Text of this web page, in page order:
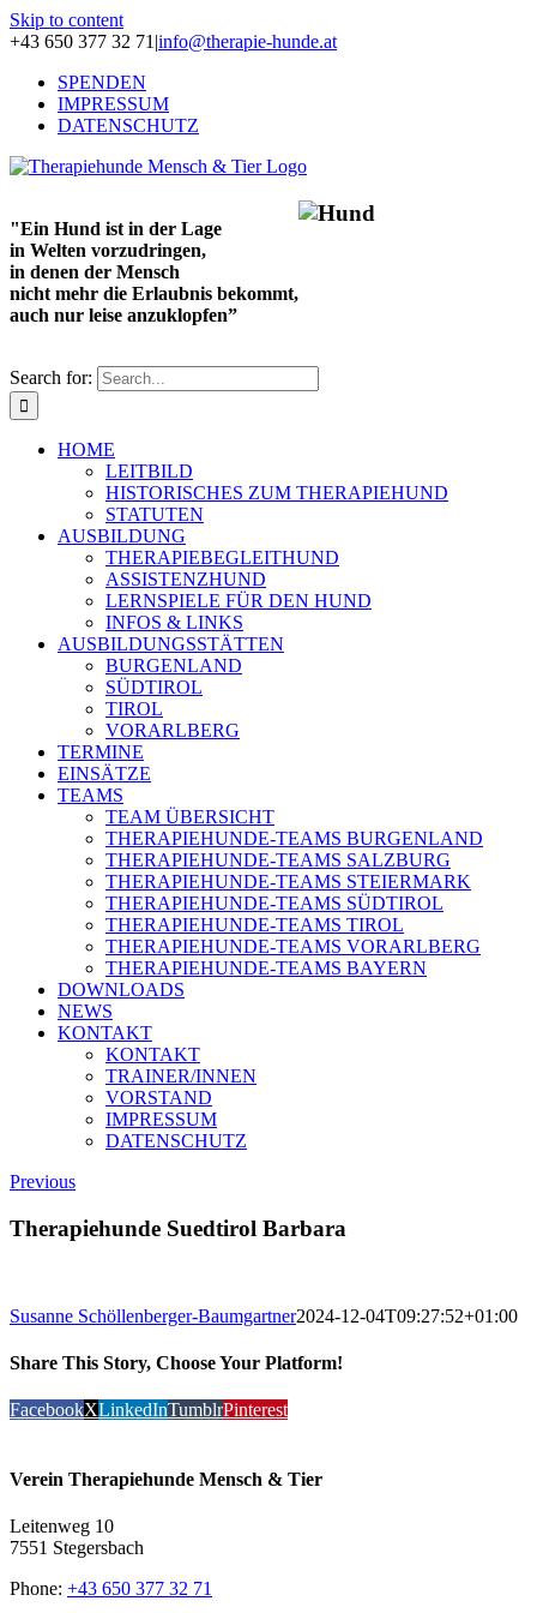
Skip to content
+43 650 377 32 71 |info@therapie-hunde.at
SPENDEN
IMPRESSUM
DATENSCHUTZ
"Ein Hund ist in der Lage
in Welten vorzudringen,
in denen der Mensch
nicht mehr die Erlaubnis bekommt,
auch nur leise anzuklopfen”
Search for:
HOME
LEITBILD
HISTORISCHES ZUM THERAPIEHUND
STATUTEN
AUSBILDUNG
THERAPIEBEGLEITHUND
ASSISTENZHUND
LERNSPIELE FÜR DEN HUND
INFOS & LINKS
AUSBILDUNGSSTÄTTEN
BURGENLAND
SÜDTIROL
TIROL
VORARLBERG
TERMINE
EINSÄTZE
TEAMS
TEAM ÜBERSICHT
THERAPIEHUNDE-TEAMS BURGENLAND
THERAPIEHUNDE-TEAMS SALZBURG
THERAPIEHUNDE-TEAMS STEIERMARK
THERAPIEHUNDE-TEAMS SÜDTIROL
THERAPIEHUNDE-TEAMS TIROL
THERAPIEHUNDE-TEAMS VORARLBERG
THERAPIEHUNDE-TEAMS BAYERN
DOWNLOADS
NEWS
KONTAKT
KONTAKT
TRAINER/INNEN
VORSTAND
IMPRESSUM
DATENSCHUTZ
Previous
Therapiehunde Suedtirol Barbara
Susanne Schöllenberger-Baumgartner2024-12-04T09:27:52+01:00
Share This Story, Choose Your Platform!
FacebookXLinkedInTumblrPinterest
Verein Therapiehunde Mensch & Tier
Leitenweg 10
7551 Stegersbach
Phone: +43 650 377 32 71